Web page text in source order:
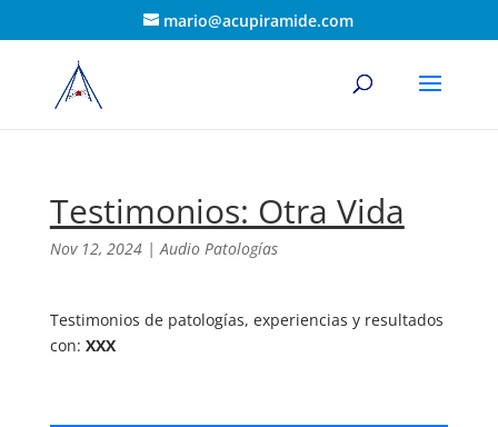
mario@acupiramide.com
Testimonios: Otra Vida
Nov 12, 2024|Audio Patologías
Testimonios de patologías, experiencias y resultados
con: XXX